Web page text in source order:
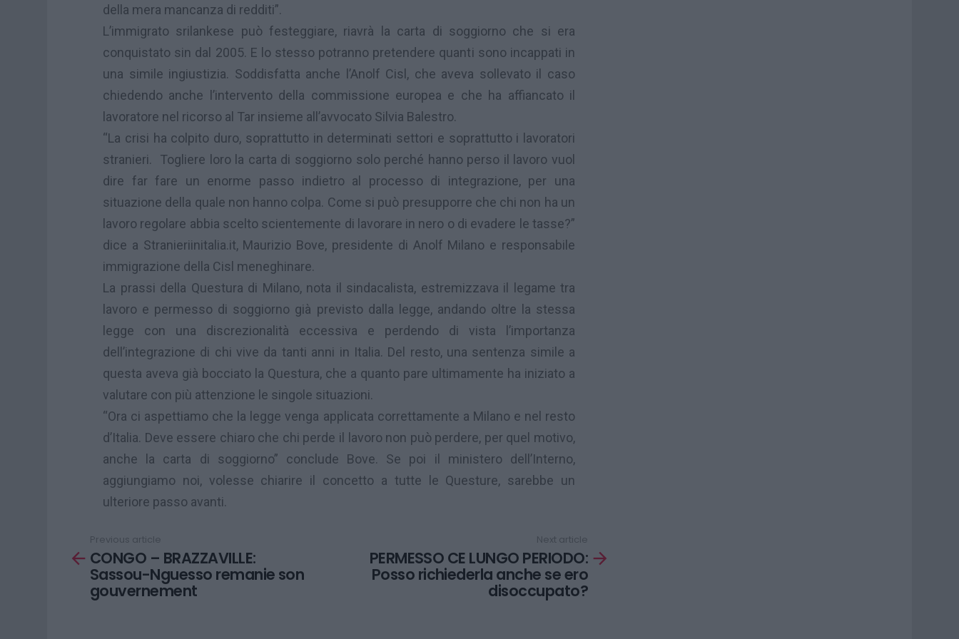
della mera mancanza di redditi”.
L’immigrato srilankese può festeggiare, riavrà la carta di soggiorno che si era
conquistato sin dal 2005. E lo stesso potranno pretendere quanti sono incappati in
una simile ingiustizia. Soddisfatta anche l’Anolf Cisl, che aveva sollevato il caso
chiedendo anche l’intervento della commissione europea e che ha affiancato il
lavoratore nel ricorso al Tar insieme all’avvocato Silvia Balestro.
“La crisi ha colpito duro, soprattutto in determinati settori e soprattutto i lavoratori
stranieri. Togliere loro la carta di soggiorno solo perché hanno perso il lavoro vuol
dire far fare un enorme passo indietro al processo di integrazione, per una
situazione della quale non hanno colpa. Come si può presupporre che chi non ha un
lavoro regolare abbia scelto scientemente di lavorare in nero o di evadere le tasse?”
dice a Stranieriinitalia.it, Maurizio Bove, presidente di Anolf Milano e responsabile
immigrazione della Cisl meneghinare.
La prassi della Questura di Milano, nota il sindacalista, estremizzava il legame tra
lavoro e permesso di soggiorno già previsto dalla legge, andando oltre la stessa
legge con una discrezionalità eccessiva e perdendo di vista l’importanza
dell’integrazione di chi vive da tanti anni in Italia. Del resto, una sentenza simile a
questa aveva già bocciato la Questura, che a quanto pare ultimamente ha iniziato a
valutare con più attenzione le singole situazioni.
“Ora ci aspettiamo che la legge venga applicata correttamente a Milano e nel resto
d’Italia. Deve essere chiaro che chi perde il lavoro non può perdere, per quel motivo,
anche la carta di soggiorno” conclude Bove. Se poi il ministero dell’Interno,
aggiungiamo noi, volesse chiarire il concetto a tutte le Questure, sarebbe un
ulteriore passo avanti.
more
Previous article
CONGO – BRAZZAVILLE:
Sassou-Nguesso remanie son
gouvernement
Next article
PERMESSO CE LUNGO PERIODO:
Posso richiederla anche se ero
disoccupato?